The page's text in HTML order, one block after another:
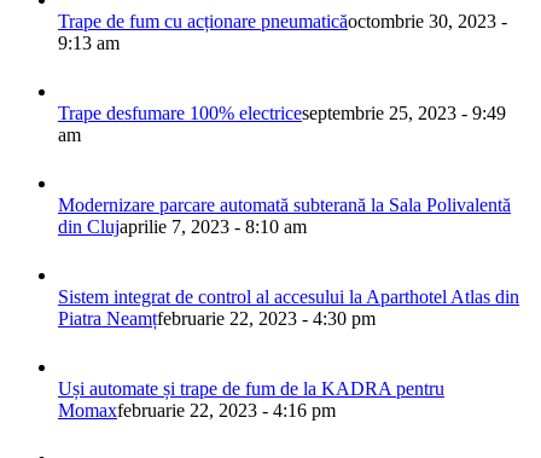
Trape de fum cu acționare pneumaticăoctombrie 30, 2023 -
9:13 am
Trape desfumare 100% electriceseptembrie 25, 2023 - 9:49
am
Modernizare parcare automată subterană la Sala Polivalentă
din Clujaprilie 7, 2023 - 8:10 am
Sistem integrat de control al accesului la Aparthotel Atlas din
Piatra Neamțfebruarie 22, 2023 - 4:30 pm
Uși automate și trape de fum de la KADRA pentru
Momaxfebruarie 22, 2023 - 4:16 pm